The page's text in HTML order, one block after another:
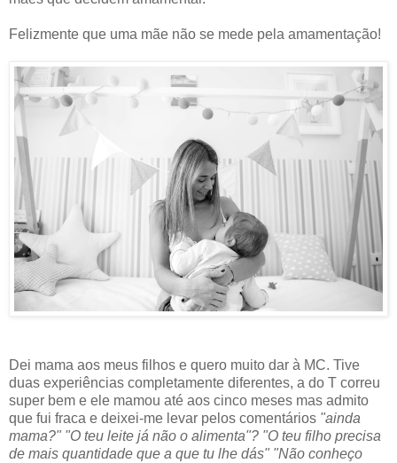
Felizmente que uma mãe não se mede pela amamentação!
Dei mama aos meus filhos e quero muito dar à MC. Tive
duas experiências completamente diferentes, a do T correu
super bem e ele mamou até aos cinco meses mas admito
que fui fraca e deixei-me levar pelos comentários "ainda
mama?" "O teu leite já não o alimenta"? "O teu filho precisa
de mais quantidade que a que tu lhe dás" "Não conheço